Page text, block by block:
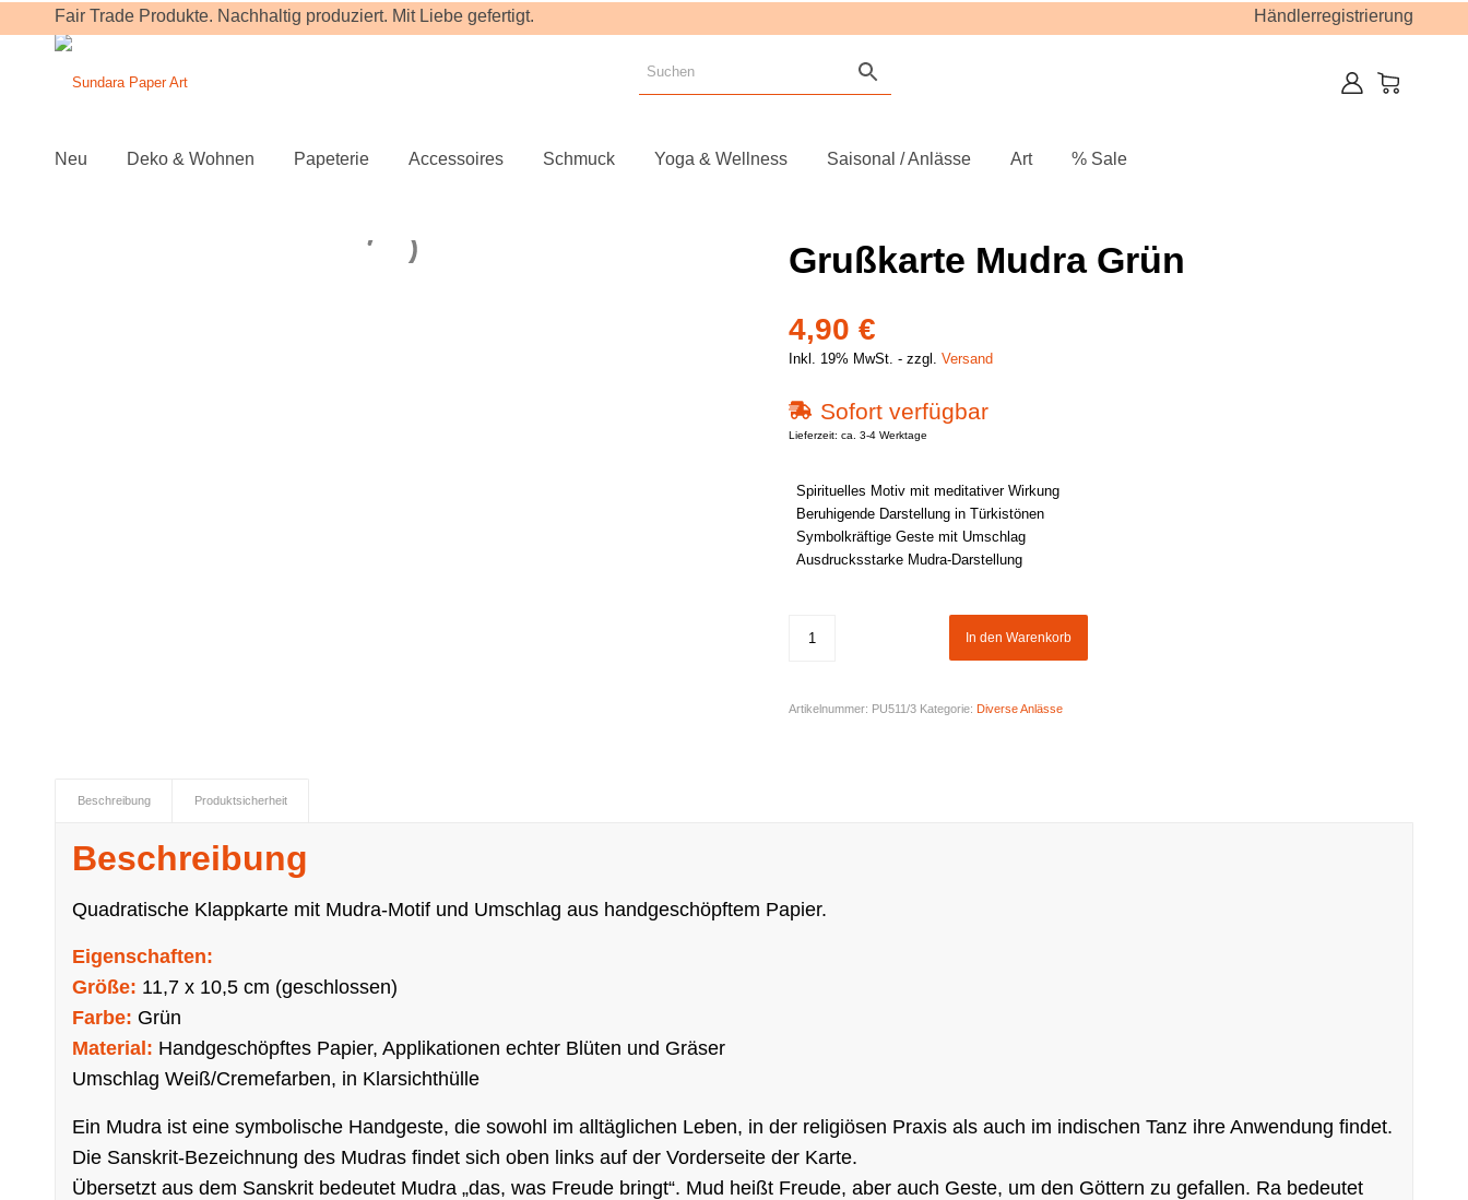
Fair Trade Produkte. Nachhaltig produziert. Mit Liebe gefertigt. Händlerregistrierung
Neu Deko & Wohnen Papeterie Accessoires Schmuck Yoga & Wellness Saisonal / Anlässe Art % Sale
Grußkarte Mudra Grün
4,90 €
Inkl. 19% MwSt. zzgl. Versand
Sofort verfügbar
Lieferzeit: ca. 3-4 Werktage
Spirituelles Motiv mit meditativer Wirkung
Beruhigende Darstellung in Türkistönen
Symbolkräftige Geste mit Umschlag
Ausdrucksstarke Mudra-Darstellung
In den Warenkorb
Artikelnummer: PU511/3 Kategorie: Diverse Anlässe
Beschreibung Produktsicherheit
Beschreibung
Quadratische Klappkarte mit Mudra-Motif und Umschlag aus handgeschöpftem Papier.
Eigenschaften:
Größe: 11,7 x 10,5 cm (geschlossen)
Farbe: Grün
Material: Handgeschöpftes Papier, Applikationen echter Blüten und Gräser
Umschlag Weiß/Cremefarben, in Klarsichthülle
Ein Mudra ist eine symbolische Handgeste, die sowohl im alltäglichen Leben, in der religiösen Praxis als auch im indischen Tanz ihre Anwendung findet.
Die Sanskrit-Bezeichnung des Mudras findet sich oben links auf der Vorderseite der Karte.
Übersetzt aus dem Sanskrit bedeutet Mudra „das, was Freude bringt“. Mud heißt Freude, aber auch Geste, um den Göttern zu gefallen. Ra bedeutet